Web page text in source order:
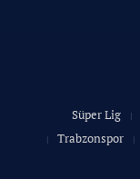
Süper Lig
Trabzonspor